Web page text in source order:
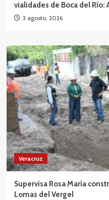
vialidades de Boca del Río:
3 agosto, 2026
Veracruz
Supervisa Rosa María
Lomas del Vergel